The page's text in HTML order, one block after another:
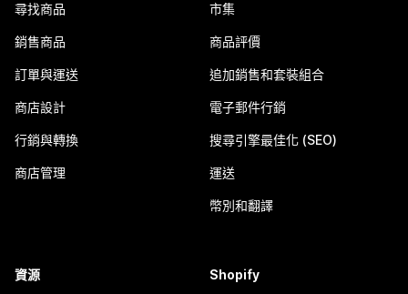
尋找商品
銷售商品
訂單與運送
商店設計
行銷與轉換
商店管理
市集
商品評價
追加銷售和套裝組合
電子郵件行銷
搜尋引擎最佳化 (SEO)
運送
幣別和翻譯
資源 Shopify